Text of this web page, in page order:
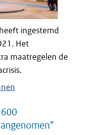
ingestemd
Het
maatregelen de